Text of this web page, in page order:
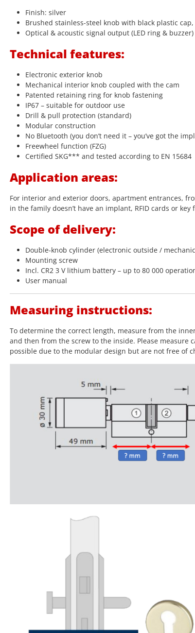
Finish: silver
Brushed stainless-steel knob with black plastic
Optical & acoustic signal output (LED ring & buzzer)
Technical features:
Electronic exterior knob
Mechanical interior knob coupled with the cam
Patented retaining ring for knob fastening
IP67 – suitable for outdoor use
Drill & pull protection (standard)
Modular construction
No Bluetooth (you don’t need it – you’ve got the
Freewheel function (FZG)
Certified SKG*** and tested according to EN 15684
Application areas:
For interior and exterior doors, apartment entrances,
in the family doesn’t have an implant, RFID cards or key
Scope of delivery:
Double-knob cylinder (electronic outside /
Mounting screw
Incl. CR2 3 V lithium battery – up to 80 000
User manual
Measuring instructions:
To determine the correct length, measure from the
and then from the screw to the inside. Please measure
possible due to the modular design but are not free of